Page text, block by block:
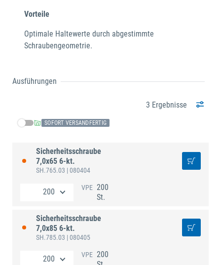
Vorteile
Optimale Haltewerte durch abgestimmte
Schraubengeometrie.
Ausführungen
3 Ergebnisse
SOFORT VERSANDFERTIG
Sicherheitsschraube
7,0x65 6-kt.
SH.765.03 | 080404
VPE 200
St.
Sicherheitsschraube
7,0x85 6-kt.
SH.785.03 | 080405
VPE 200